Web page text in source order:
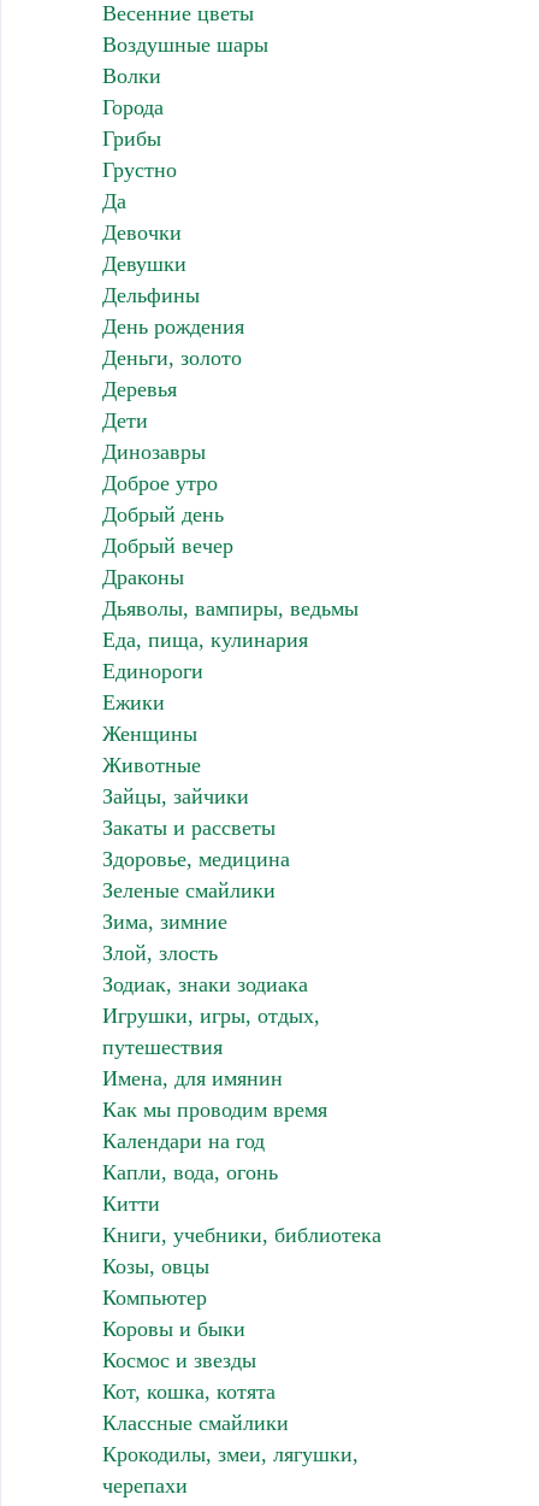
Весенние цветы
Воздушные шары
Волки
Города
Грибы
Грустно
Да
Девочки
Девушки
Дельфины
День рождения
Деньги, золото
Деревья
Дети
Динозавры
Доброе утро
Добрый день
Добрый вечер
Драконы
Дьяволы, вампиры, ведьмы
Еда, пища, кулинария
Единороги
Ежики
Женщины
Животные
Зайцы, зайчики
Закаты и рассветы
Здоровье, медицина
Зеленые смайлики
Зима, зимние
Злой, злость
Зодиак, знаки зодиака
Игрушки, игры, отдых,
путешествия
Имена, для имянин
Как мы проводим время
Календари на год
Капли, вода, огонь
Китти
Книги, учебники, библиотека
Козы, овцы
Компьютер
Коровы и быки
Космос и звезды
Кот, кошка, котята
Классные смайлики
Крокодилы, змеи, лягушки,
черепахи